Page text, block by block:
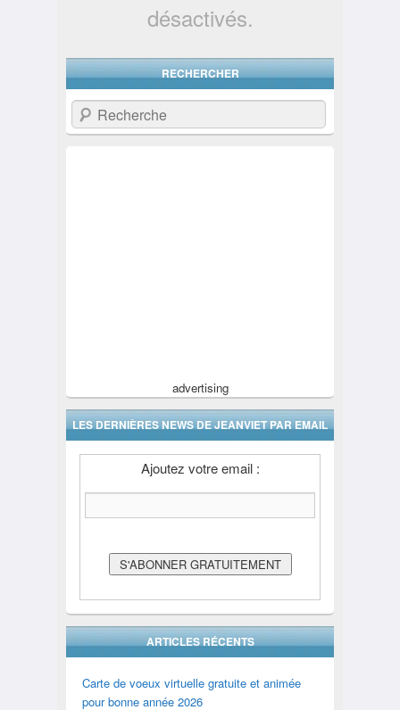
désactivés.
RECHERCHER
Recherche
advertising
LES DERNIÈRES NEWS DE JEANVIET PAR EMAIL
Ajoutez votre email :
ARTICLES RÉCENTS
Carte de voeux virtuelle gratuite et animée
pour bonne année 2026